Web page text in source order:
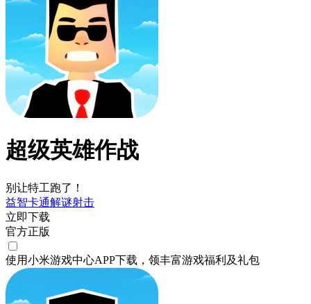
超级英雄作战
别让特工跑了！
益智卡通解谜射击
立即下载
官方正版
使用小米游戏中心APP下载 ，领丰富游戏福利 及礼包